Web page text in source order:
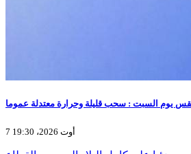
يوم السبت : سحب قليلة وحرارة معتدلة عموما
7 أوت 2026، 19:30